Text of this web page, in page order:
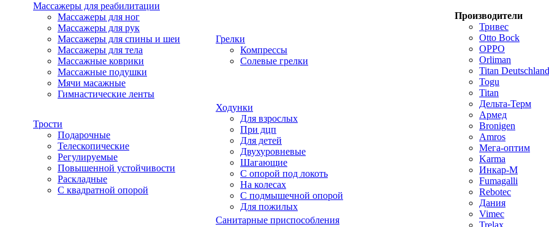
Массажеры для реабилитации
Массажеры для ног
Массажеры для рук
Массажеры для спины и шеи
Массажеры для тела
Массажные коврики
Массажные подушки
Мячи масажные
Гимнастические ленты
Грелки
Компрессы
Солевые грелки
Трости
Подарочные
Телескопические
Регулируемые
Повышенной устойчивости
Раскладные
С квадратной опорой
Ходунки
Для взрослых
При дцп
Для детей
Двухуровневые
Шагающие
С опорой под локоть
На колесах
С подмышечной опорой
Для пожилых
Санитарные приспособления
Производители
Тривес
Otto Bock
OPPO
Orliman
Titan
Togu
Titan
Дельта-Терм
Армед
Bronigen
Amros
Мега-оптим
Karma
Инкар-М
Fumagalli
Rebotec
Дания
Vimec
Trelax